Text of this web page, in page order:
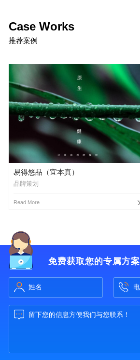
Case Works
推荐案例
易得悠品（宜本真）
品牌策划
Read More
免费获取您的专属方案